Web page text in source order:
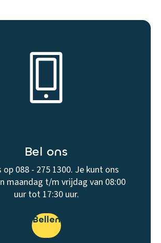
Bel ons
op 088 - 275 1300. Je kunt ons
maandag t/m vrijdag van 08:00
uur tot 17:30 uur.
Bellen